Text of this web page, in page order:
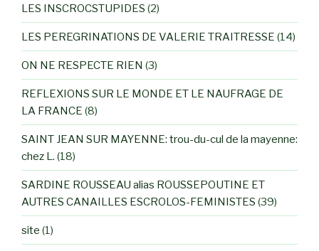
LES INSCROCSTUPIDES (2)
LES PEREGRINATIONS DE VALERIE TRAITRESSE (14)
ON NE RESPECTE RIEN (3)
REFLEXIONS SUR LE MONDE ET LE NAUFRAGE DE
LA FRANCE (8)
SAINT JEAN SUR MAYENNE: trou-du-cul de la mayenne:
chez L. (18)
SARDINE ROUSSEAU alias ROUSSEPOUTINE ET
AUTRES CANAILLES ESCROLOS-FEMINISTES (39)
site (1)